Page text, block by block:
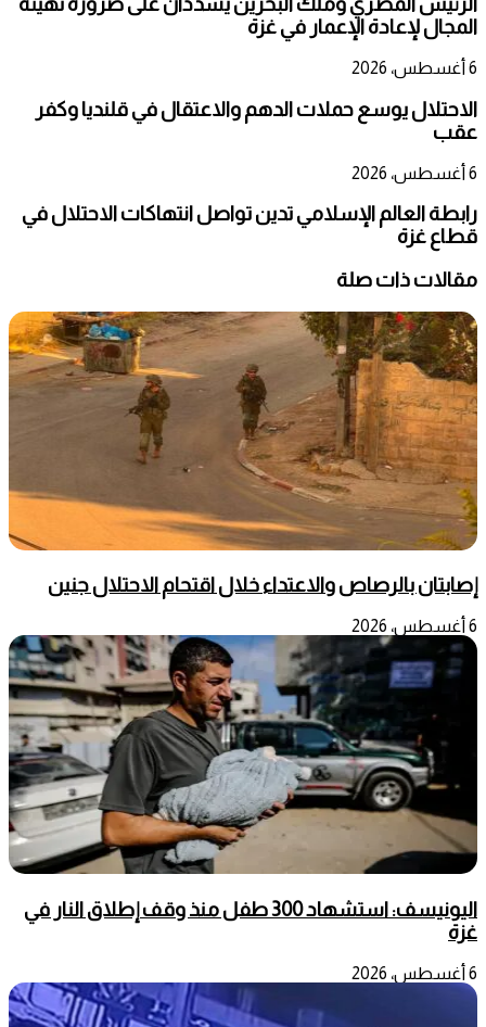
المجال لإعادة الإعمار في غزة
6 أغسطس، 2026
الاحتلال يوسع حملات الدهم والاعتقال في قلنديا وكفر
عقب
6 أغسطس، 2026
رابطة العالم الإسلامي تدين تواصل انتهاكات الاحتلال في
قطاع غزة
مقالات ذات صلة
إصابتان بالرصاص والاعتداء خلال اقتحام الاحتلال جنين
6 أغسطس، 2026
اليونيسف: استشهاد 300 طفل منذ وقف إطلاق النار في
غزة
6 أغسطس، 2026